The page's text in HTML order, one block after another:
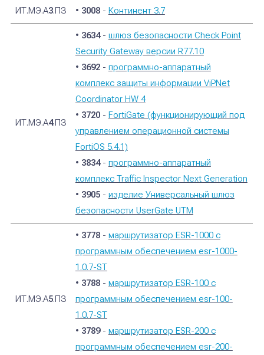
ИТ.МЭ.А3.ПЗ • 3008- Континент 3.7
ИТ.МЭ.А4.ПЗ
• 3634- шлюз безопасности Check Point
Security Gateway версии R77.10
• 3692- программно-аппаратный
комплекс защиты информации ViPNet
Coordinator HW 4
• 3720- FortiGate (функционирующий под
управлением операционной системы
FortiOS 5.4.1)
• 3834- программно-аппаратный
комплекс Traffic Inspector Next Generation
• 3905- изделие Универсальный шлюз
безопасности UserGate UTM
ИТ.МЭ.А5.ПЗ
• 3778- маршрутизатор ESR-1000 с
программным обеспечением esr-1000-
1.0.7-ST
• 3788- маршрутизатор ESR-100 с
программным обеспечением esr-100-
1.0.7-ST
• 3789- маршрутизатор ESR-200 с
программным обеспечением esr-200-